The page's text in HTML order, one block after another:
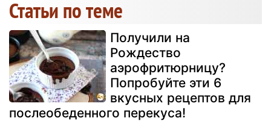
Статьи по теме
Получили на
Рождество
аэрофритюрницу?
Попробуйте эти 6
вкусных рецептов для
послеобеденного перекуса!